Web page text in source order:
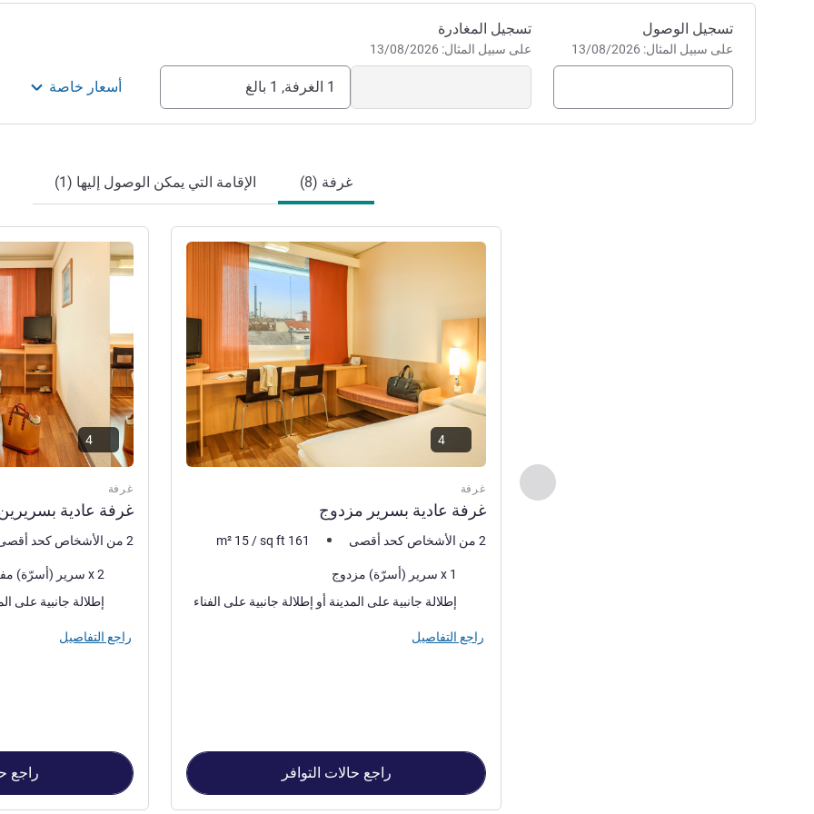
احجز في هذا الفندق
تسجيل الوصول
على سبيل المثال: 13/08/2026
تسجيل المغادرة
على سبيل المثال: 13/08/2026
1 الغرفة, 1 بالغ أسعار خاصة
غرفة (8) الإقامة التي يمكن الوصول إليها (1)
السابق - غرفة
غرفة
غرفة عادية بسرير مزدوج
راجع التفاصيل
2 من الأشخاص كحد أقصى m² 15 /sq ft 161
فرش السرير
1 x سرير (أسرّة) مزدوج
المناظر:إطلالة جانبية على المدينة أو إطلالة جانبية على الفناء
راجع التفاصيل
راجع حالات التوافر
غرفة
غرفة عادية
راجع التفاصيل
2 من الأشخاص كحد أقصى
فرش السرير
2 x سرير (أسرّة) مفرد
المناظر:إطلالة جانبية على
راجع التفاصيل
راجع